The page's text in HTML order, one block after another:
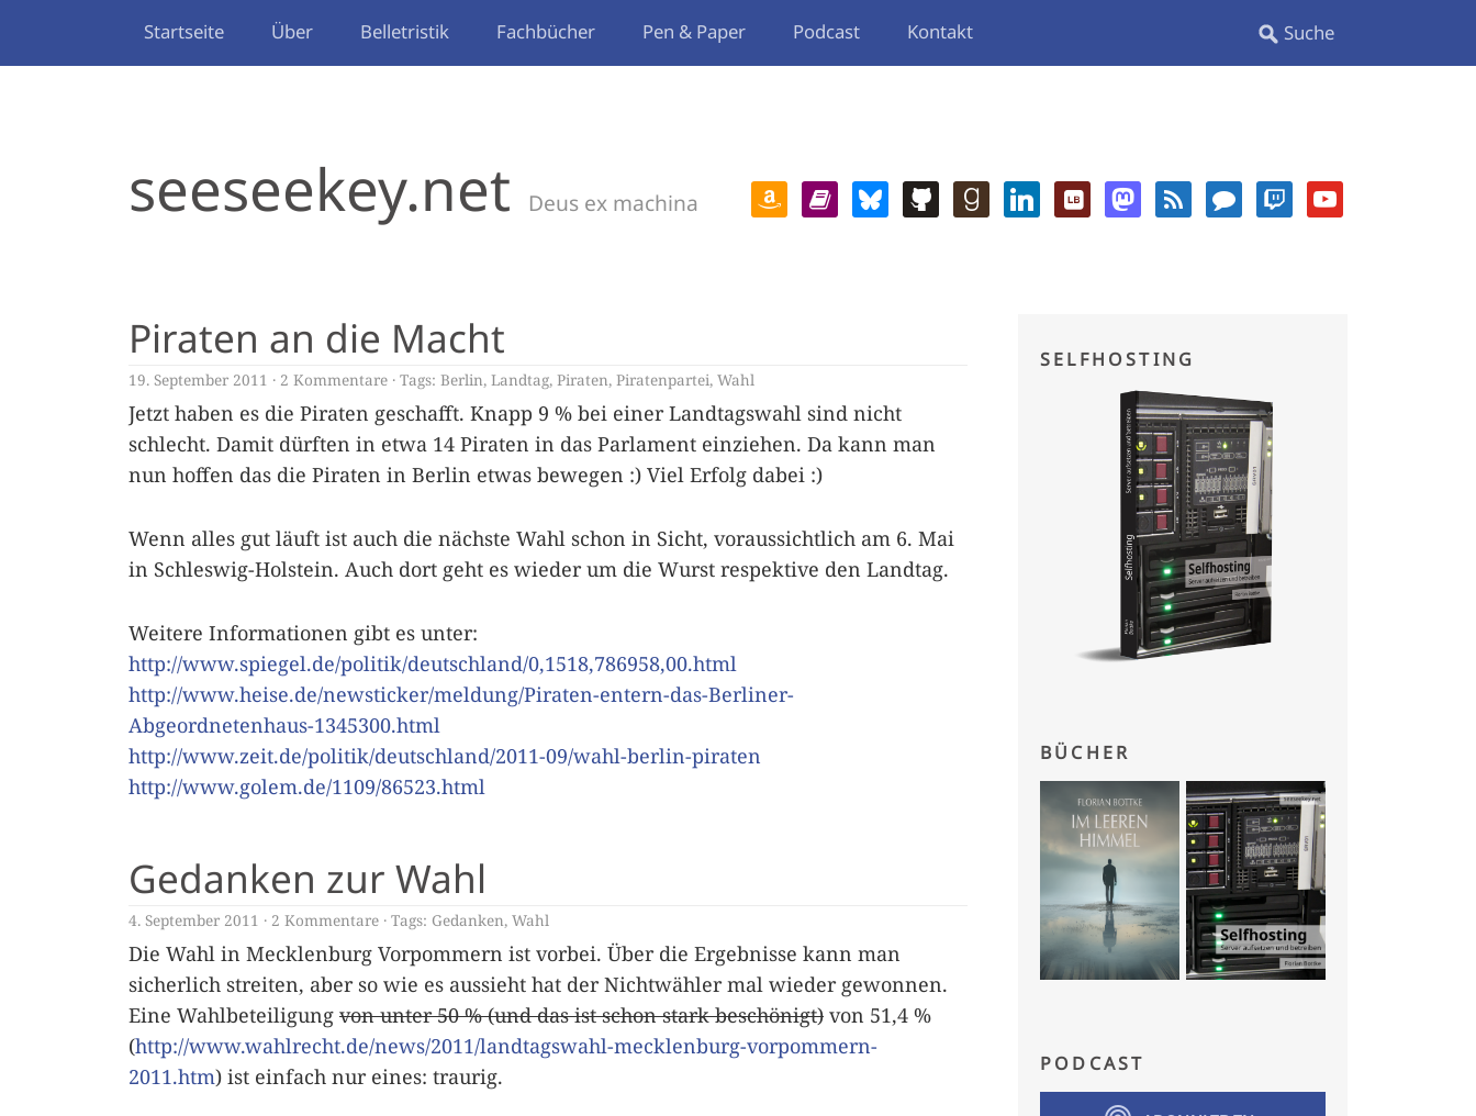
Startseite Über Belletristik Fachbücher Pen & Paper Podcast Kontakt
seeseekey.net Deus ex machina
Piraten an die Macht
19. September 2011 2 Kommentare Tags: Berlin, Landtag, Piraten, Piratenpartei, Wahl
Jetzt haben es die Piraten geschafft. Knapp 9 % bei einer Landtagswahl sind nicht
schlecht. Damit dürften in etwa 14 Piraten in das Parlament einziehen. Da kann man
nun hoffen das die Piraten in Berlin etwas bewegen :) Viel Erfolg dabei :)
Wenn alles gut läuft ist auch die nächste Wahl schon in Sicht, voraussichtlich am 6. Mai
in Schleswig-Holstein. Auch dort geht es wieder um die Wurst respektive den Landtag.
Weitere Informationen gibt es unter:
http://www.spiegel.de/politik/deutschland/0,1518,786958,00.html
http://www.heise.de/newsticker/meldung/Piraten-entern-das-Berliner-
Abgeordnetenhaus-1345300.html
http://www.zeit.de/politik/deutschland/2011-09/wahl-berlin-piraten
http://www.golem.de/1109/86523.html
Gedanken zur Wahl
4. September 2011 2 Kommentare Tags: Gedanken, Wahl
Die Wahl in Mecklenburg Vorpommern ist vorbei. Über die Ergebnisse kann man
sicherlich streiten, aber so wie es aussieht hat der Nichtwähler mal wieder gewonnen.
Eine Wahlbeteiligung von unter 50 % (und das ist schon stark beschönigt) von 51,4 %
(http://www.wahlrecht.de/news/2011/landtagswahl-mecklenburg-vorpommern-
2011.htm) ist einfach nur eines: traurig.
SELFHOSTING
BÜCHER
PODCAST